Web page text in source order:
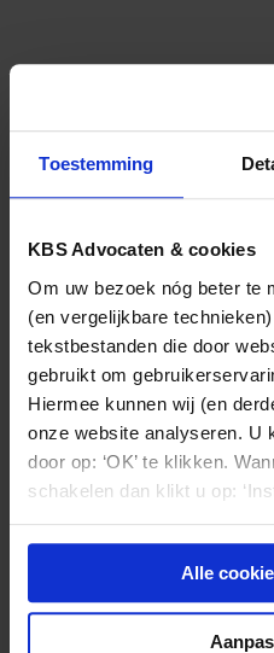
Toestemming
KBS Advocaten & cookies
Om uw bezoek nóg beter te
(en vergelijkbare
tekstbestanden die door
gebruikt om
Hiermee kunnen wij (en
onze website analyseren. U
door op: ‘OK’ te klikken.
schakelen dan klikt u op:
Alle
Ook
TUCHTRECHT27.07.2026
Het e-consult bij de
digitale reactie